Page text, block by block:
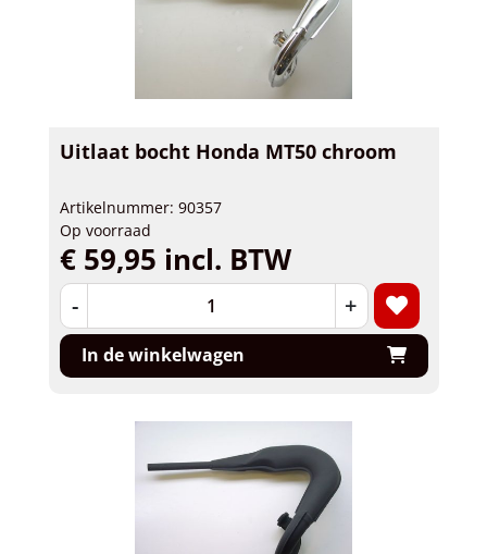
Uitlaat bocht Honda MT50 chroom
Artikelnummer: 90357
Op voorraad
€ 59,95 incl. BTW
- +
In de winkelwagen